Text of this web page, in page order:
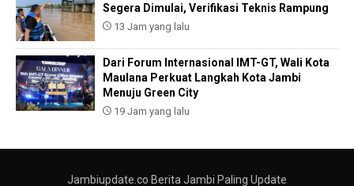
Segera Dimulai, Verifikasi Teknis Rampung
13 Jam yang lalu
Dari Forum Internasional IMT-GT, Wali Kota
Maulana Perkuat Langkah Kota Jambi
Menuju Green City
19 Jam yang lalu
Jambiupdate.co Berita Jambi Paling Update